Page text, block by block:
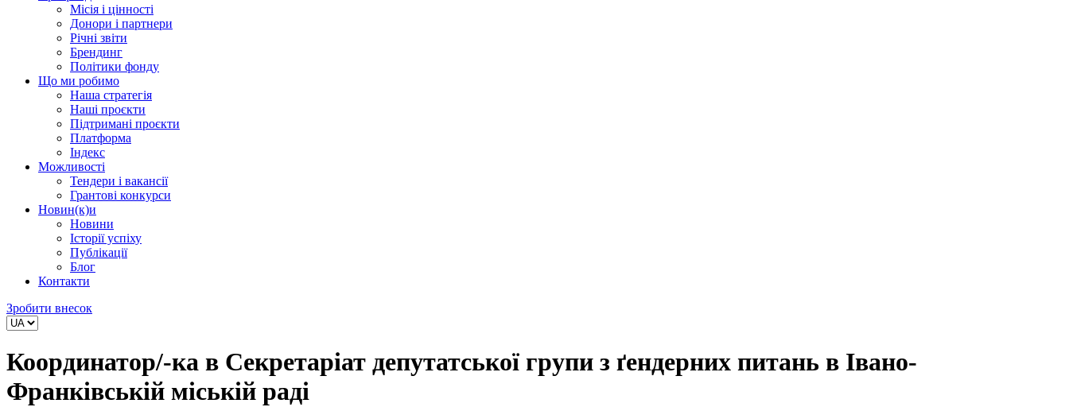
Місія і цінності
Донори і партнери
Річні звіти
Брендинг
Політики фонду
Що ми робимо
Наша стратегія
Наші проєкти
Підтримані проєкти
Платформа
Індекс
Можливості
Тендери і вакансії
Грантові конкурси
Новин(к)и
Новини
Історії успіху
Публікації
Блог
Контакти
Зробити внесок
Координатор/-ка в Секретаріат депутатської групи з ґендерних питань в Івано-
Франківській міській раді